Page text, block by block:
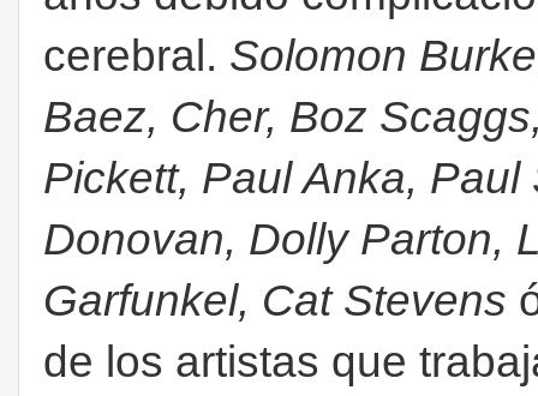
cerebral. Solomon
Baez, Cher, Boz
Pickett, Paul Anka,
Donovan, Dolly Parton,
Garfunkel, Cat Stevens
de los artistas que